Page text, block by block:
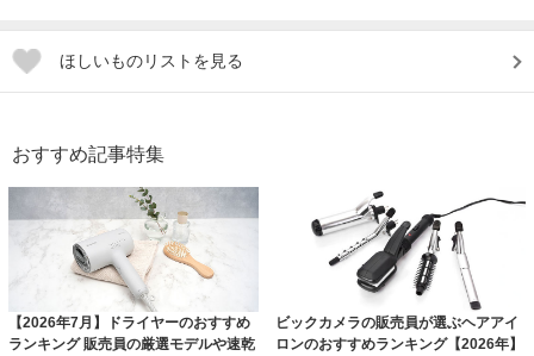
ほしいものリストを見る
おすすめ記事特集
【2026年7月】ドライヤーのおすすめ
ランキング 販売員の厳選モデルや速乾
ビックカメラの販売員が選ぶヘアアイ
ロンのおすすめランキング【2026年】